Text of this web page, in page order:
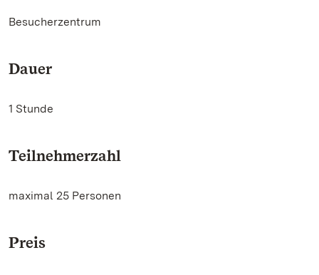
Besucherzentrum
Dauer
1 Stunde
Teilnehmerzahl
maximal 25 Personen
Preis